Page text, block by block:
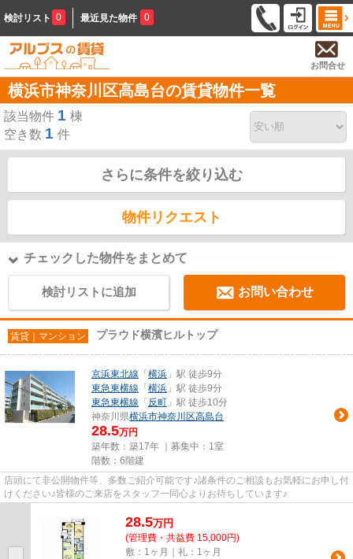
検討リスト 0 最近見た物件 0
お問合せ
横浜市神奈川区高島台の賃貸物件一覧
該当物件 1 棟
空き数 1 件
さらに条件を絞り込む
物件リクエスト
チェックした物件をまとめて
検討リストに追加 お問い合わせ
賃貸｜マンション プラウド横濱ヒルトップ
京浜東北線 「 横浜 」駅 徒歩9分
東急東横線 「 横浜 」駅 徒歩9分
東急東横線 「 反町 」駅 徒歩10分
神奈川県横浜市神奈川区高島台
28.5万円
築年数：築17年 ｜募集中： 1室
階数：6階建
店頭にて非公開物件等、多数ご紹介可能です♪諸条件のご相談もお気軽にお申し付
けください♪皆様のご来店をスタッフ一同心よりお待ちしています♪
28.5万円
(管理費・共益費 15,000円)
敷：1ヶ月｜礼：1ヶ月